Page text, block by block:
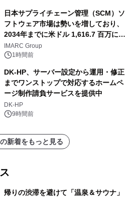
日本サプライチェーン管理（SCM）ソ
フトウェア市場は勢いを増しており、
2034年までに米ドル 1,616.7 百万に達
し、CAGR 3.42%で成長すると予測
IMARC Group
1時間前
DK-HP、サーバー設定から運用・修正
までワンストップで対応するホームペ
ージ制作請負サービスを提供中
DK-HP
9時間前
新着をもっと見る
帰りの渋滞を避けて「温泉＆サウナ」